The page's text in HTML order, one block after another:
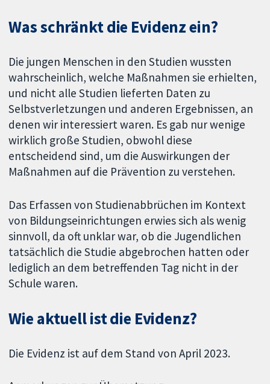
Was schränkt die Evidenz ein?
Die jungen Menschen in den Studien wussten
wahrscheinlich, welche Maßnahmen sie erhielten,
und nicht alle Studien lieferten Daten zu
Selbstverletzungen und anderen Ergebnissen, an
denen wir interessiert waren. Es gab nur wenige
wirklich große Studien, obwohl diese
entscheidend sind, um die Auswirkungen der
Maßnahmen auf die Prävention zu verstehen.
Das Erfassen von Studienabbrüchen im Kontext
von Bildungseinrichtungen erwies sich als wenig
sinnvoll, da oft unklar war, ob die Jugendlichen
tatsächlich die Studie abgebrochen hatten oder
lediglich an dem betreffenden Tag nicht in der
Schule waren.
Wie aktuell ist die Evidenz?
Die Evidenz ist auf dem Stand von April 2023.